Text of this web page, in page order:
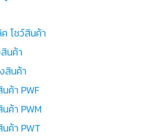
โชว์สินค้า
นค้า
สินค้า
ค้า PWF
ค้า PWM
ค้า PWT